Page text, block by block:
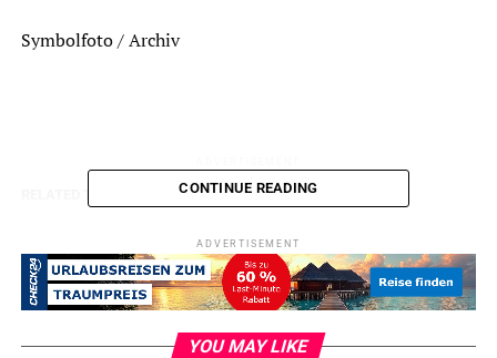
Symbolfoto / Archiv
BLAULICHT NEWS
Zeugen nach Unfallflucht gesucht
DON'T MISS
Autoknacker wurde gestört
CONTINUE READING
ADVERTISEMENT
YOU MAY LIKE